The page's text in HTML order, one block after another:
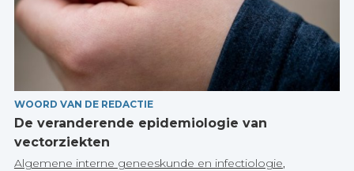
WOORD VAN DE REDACTIE
De veranderende epidemiologie van
vectorziekten
Algemene interne geneeskunde en infectiologie,